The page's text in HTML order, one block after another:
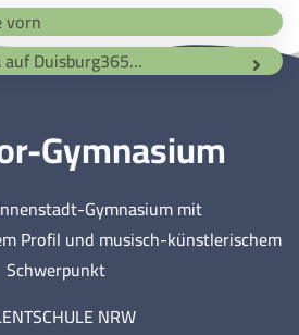
vorn
Drachenbootregatta auf Duisburg365.de
Gymnasium
Gymnasium mit
Profil und musisch-künstlerischem
Schwerpunkt
NRW